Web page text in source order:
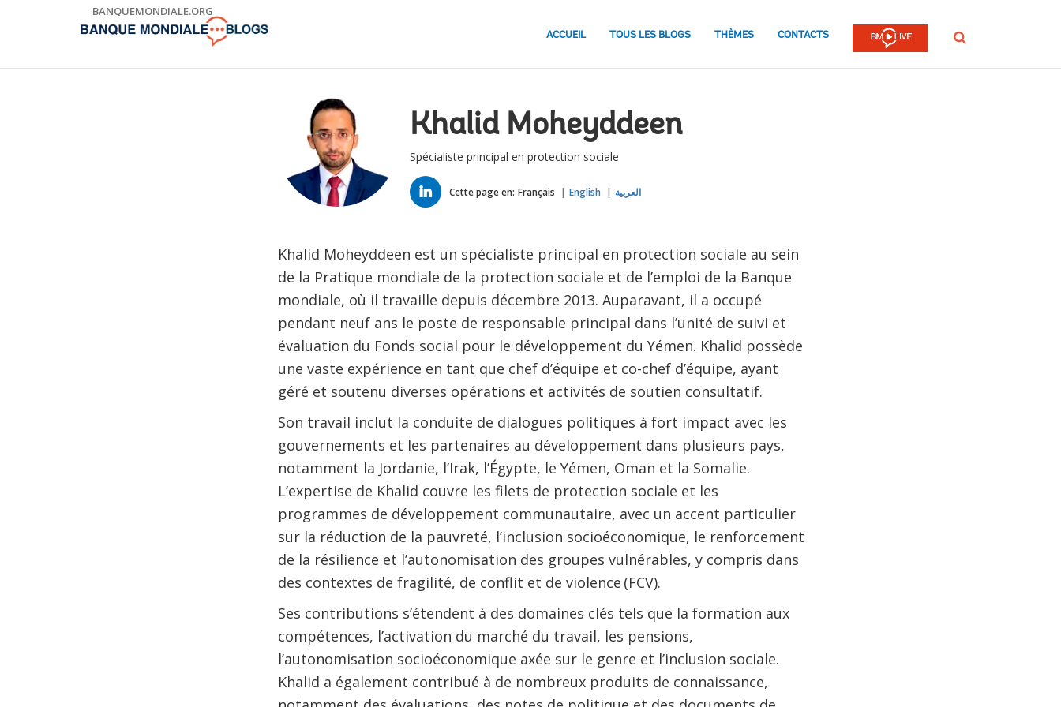
BANQUEMONDIALE.ORG
ACCUEIL TOUS LES BLOGS THÈMES CONTACTS Rechercher
Khalid Moheyddeen
Spécialiste principal en protection sociale
LINKED
IN Cette page en: Français English العربية
Khalid Moheyddeen est un spécialiste principal en protection sociale au sein
de la Pratique mondiale de la protection sociale et de l’emploi de la Banque
mondiale, où il travaille depuis décembre 2013. Auparavant, il a occupé
pendant neuf ans le poste de responsable principal dans l’unité de suivi et
évaluation du Fonds social pour le développement du Yémen. Khalid possède
une vaste expérience en tant que chef d’équipe et co-chef d’équipe, ayant
géré et soutenu diverses opérations et activités de soutien consultatif.
Son travail inclut la conduite de dialogues politiques à fort impact avec les
gouvernements et les partenaires au développement dans plusieurs pays,
notamment la Jordanie, l’Irak, l’Égypte, le Yémen, Oman et la Somalie.
L’expertise de Khalid couvre les filets de protection sociale et les
programmes de développement communautaire, avec un accent particulier
sur la réduction de la pauvreté, l’inclusion socioéconomique, le renforcement
de la résilience et l’autonomisation des groupes vulnérables, y compris dans
des contextes de fragilité, de conflit et de violence (FCV).
Ses contributions s’étendent à des domaines clés tels que la formation aux
compétences, l’activation du marché du travail, les pensions,
l’autonomisation socioéconomique axée sur le genre et l’inclusion sociale.
Khalid a également contribué à de nombreux produits de connaissance,